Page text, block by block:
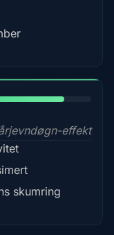
effekt
skumring